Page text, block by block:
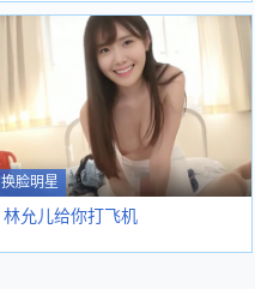
换脸明星
林允儿给你打飞机